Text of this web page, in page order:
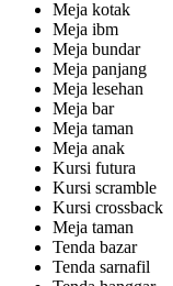
Meja kotak
Meja ibm
Meja bundar
Meja panjang
Meja lesehan
Meja bar
Meja taman
Meja anak
Kursi futura
Kursi scramble
Kursi crossback
Meja taman
Tenda bazar
Tenda sarnafil